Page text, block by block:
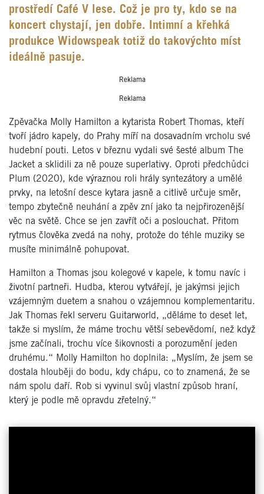
prostředí Café V lese. Což je pro ty, kdo se na
koncert chystají, jen dobře. Intimní a křehká
produkce Widowspeak totiž do takovýchto míst
ideálně pasuje.
Reklama
Reklama
Zpěvačka Molly Hamilton a kytarista Robert Thomas, kteří
tvoří jádro kapely, do Prahy míří na dosavadním vrcholu své
hudební pouti. Letos v březnu vydali své šesté album The
Jacket a sklidili za ně pouze superlativy. Oproti předchůdci
Plum (2020), kde výraznou roli hrály syntezátory a umělé
prvky, na letošní desce kytara jasně a citlivě určuje směr,
tempo zbytečně neuhání a zpěv zní jako ta nejpřirozenější
věc na světě. Chce se jen zavřít oči a poslouchat. Přitom
rytmus člověka zvedá na nohy, protože do téhle muziky se
musíte minimálně pohupovat.
Hamilton a Thomas jsou kolegové v kapele, k tomu navíc i
životní partneři. Hudba, kterou vytvářejí, je jakýmsi jejich
vzájemným duetem a snahou o vzájemnou komplementaritu.
Jak Thomas řekl serveru Guitarworld, „děláme to deset let,
takže si myslím, že máme trochu větší sebevědomí, než když
jsme začínali, trochu více šikovnosti a porozumění jeden
druhému.“ Molly Hamilton ho doplnila: „Myslím, že jsem se
dostala hlouběji do bodu, kdy chápu, co to znamená, že se
nám spolu daří. Rob si vyvinul svůj vlastní způsob hraní,
který je podle mě opravdu zřetelný.“